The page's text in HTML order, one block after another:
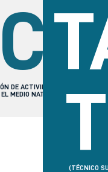
DE ACTIVIDADES FÍSICO-
MEDIO NATURAL)
(TÉCNICO